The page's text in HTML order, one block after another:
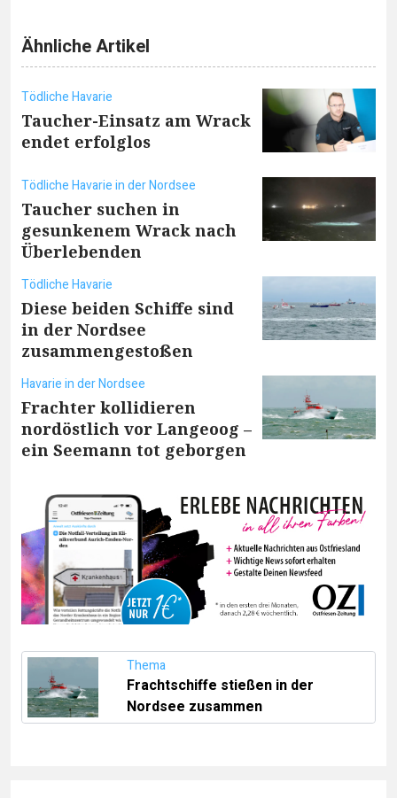
Ähnliche Artikel
Tödliche Havarie
Taucher-Einsatz am Wrack
endet erfolglos
Tödliche Havarie in der Nordsee
Taucher suchen in
gesunkenem Wrack nach
Überlebenden
Tödliche Havarie
Diese beiden Schiffe sind
in der Nordsee
zusammengestoßen
Havarie in der Nordsee
Frachter kollidieren
nordöstlich vor Langeoog –
ein Seemann tot geborgen
Thema
Frachtschiffe stießen in der
Nordsee zusammen